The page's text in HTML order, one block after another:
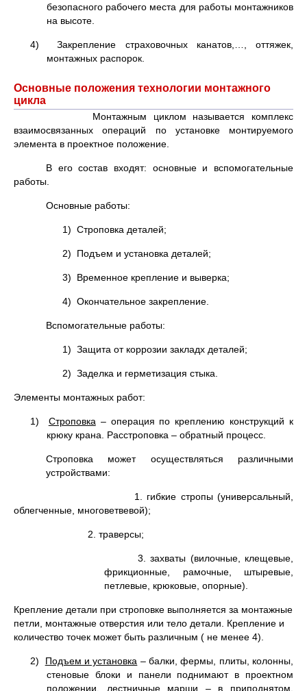
безопасного рабочего места для работы монтажников
на высоте.
4) Закрепление страховочных канатов,…, оттяжек,
монтажных распорок.
Основные положения технологии монтажного
цикла
Монтажным циклом называется комплекс
взаимосвязанных операций по установке монтируемого
элемента в проектное положение.
В его состав входят: основные и вспомогательные
работы.
Основные работы:
1) Строповка деталей;
2) Подъем и установка деталей;
3) Временное крепление и выверка;
4) Окончательное закрепление.
Вспомогательные работы:
1) Защита от коррозии закладх деталей;
2) Заделка и герметизация стыка.
Элементы монтажных работ:
1) Строповка – операция по креплению конструкций к
крюку крана. Расстроповка – обратный процесс.
Строповка может осуществляться различными
устройствами:
1. гибкие стропы (универсальный,
облегченные, многоветвевой);
2. траверсы;
3. захваты (вилочные, клещевые,
фрикционные, рамочные, штыревые,
петлевые, крюковые, опорные).
Крепление детали при строповке выполняется за монтажные
петли, монтажные отверстия или тело детали. Крепление и
количество точек может быть различным ( не менее 4).
2) Подъем и установка – балки, фермы, плиты, колонны,
стеновые блоки и панели поднимают в проектном
положении, лестничные марши – в приподнятом.